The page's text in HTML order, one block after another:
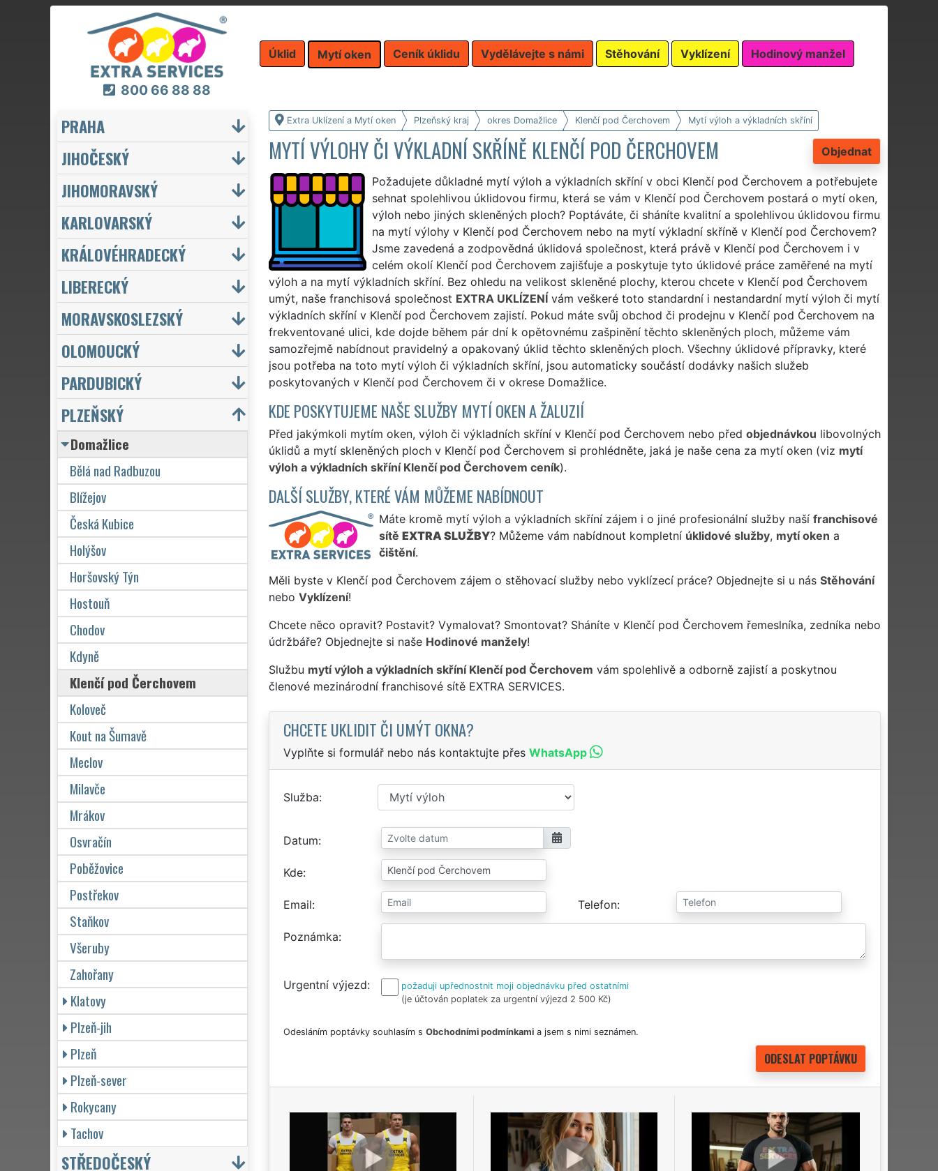
800 66 88 88
Úklid Mytí oken Ceník úklidu Vydělávejte s námi Stěhování Vyklízení Hodinový manžel
Extra Uklízení a Mytí oken Plzeňský kraj okres Domažlice Klenčí pod Čerchovem Mytí výloh a výkladních skříní
Objednat
MYTÍ VÝLOHY ČI VÝKLADNÍ SKŘÍNĚ KLENČÍ POD ČERCHOVEM
Požadujete důkladné mytí výloh a výkladních skříní v obci Klenčí pod Čerchovem a potřebujete
sehnat spolehlivou úklidovou firmu, která se vám v Klenčí pod Čerchovem postará o mytí oken,
výloh nebo jiných skleněných ploch? Poptáváte, či sháníte kvalitní a spolehlivou úklidovou firmu
na mytí výlohy v Klenčí pod Čerchovem nebo na mytí výkladní skříně v Klenčí pod Čerchovem?
Jsme zavedená a zodpovědná úklidová společnost, která právě v Klenčí pod Čerchovem i v
celém okolí Klenčí pod Čerchovem zajišťuje a poskytuje tyto úklidové práce zaměřené na mytí
výloh a na mytí výkladních skříní. Bez ohledu na velikost skleněné plochy, kterou chcete v Klenčí pod Čerchovem
umýt, naše franchisová společnost EXTRA UKLÍZENÍvám veškeré toto standardní i nestandardní mytí výloh či mytí
výkladních skříní v Klenčí pod Čerchovem zajistí. Pokud máte svůj obchod či prodejnu v Klenčí pod Čerchovem na
frekventované ulici, kde dojde během pár dní k opětovnému zašpinění těchto skleněných ploch, můžeme vám
samozřejmě nabídnout pravidelný a opakovaný úklid těchto skleněných ploch. Všechny úklidové přípravky, které
jsou potřeba na toto mytí výloh či výkladních skříní, jsou automaticky součástí dodávky našich služeb
poskytovaných v Klenčí pod Čerchovem či v okrese Domažlice.
KDE POSKYTUJEME NAŠE SLUŽBY MYTÍ OKEN A ŽALUZIÍ
Před jakýmkoli mytím oken, výloh či výkladních skříní v Klenčí pod Čerchovem nebo před objednávkou libovolných
úklidů a mytí skleněných ploch v Klenčí pod Čerchovem si prohlédněte, jaká je naše cena za mytí oken (viz mytí
výloh a výkladních skříní Klenčí pod Čerchovem ceník).
DALŠÍ SLUŽBY, KTERÉ VÁM MŮŽEME NABÍDNOUT
Máte kromě mytí výloh a výkladních skříní zájem i o jiné profesionální služby naší franchisové
sítě EXTRA SLUŽBY? Můžeme vám nabídnout kompletní úklidové služby, mytí oken a
čištění.
Měli byste v Klenčí pod Čerchovem zájem o stěhovací služby nebo vyklízecí práce? Objednejte si u nás Stěhování
nebo Vyklízení!
Chcete něco opravit? Postavit? Vymalovat? Smontovat? Sháníte v Klenčí pod Čerchovem řemeslníka, zedníka nebo
údržbáře? Objednejte si naše Hodinové manžely!
Službu mytí výloh a výkladních skříní Klenčí pod Čerchovem vám spolehlivě a odborně zajistí a poskytnou
členové mezinárodní franchisové sítě EXTRA SERVICES.
CHCETE UKLIDIT ČI UMÝT OKNA?
Vyplňte si formulář nebo nás kontaktujte přes WhatsApp
Služba
Datum
Kde
Email Telefon
Poznámka
Urgentní výjezd
požaduji upřednostnit moji objednávku před ostatními
(je účtován poplatek za urgentní výjezd 2 500 Kč)
Odesláním poptávky souhlasím s Obchodními podmínkamia jsem s nimi seznámen.
PRAHA
JIHOČESKÝ
JIHOMORAVSKÝ
KARLOVARSKÝ
KRÁLOVÉHRADECKÝ
LIBERECKÝ
MORAVSKOSLEZSKÝ
OLOMOUCKÝ
PARDUBICKÝ
PLZEŇSKÝ
Domažlice
Bělá nad Radbuzou
Blížejov
Česká Kubice
Holýšov
Horšovský Týn
Hostouň
Chodov
Kdyně
Klenčí pod Čerchovem
Koloveč
Kout na Šumavě
Meclov
Milavče
Mrákov
Osvračín
Poběžovice
Postřekov
Staňkov
Všeruby
Zahořany
Klatovy
Plzeň-jih
Plzeň
Plzeň-sever
Rokycany
Tachov
STŘEDOČESKÝ